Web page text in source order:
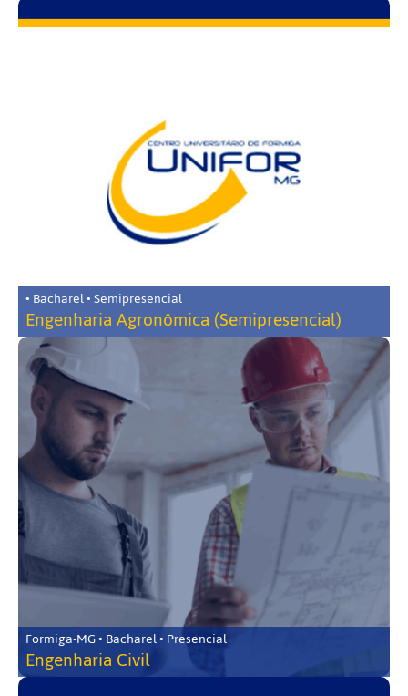
• Bacharel • Semipresencial
Engenharia Agronômica (Semipresencial)
Formiga-MG • Bacharel • Presencial
Engenharia Civil